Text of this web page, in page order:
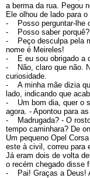
a berma da rua. Pegou
Ele olhou de lado para
- Posso perguntar-lhe
- Posso saber porquê?
- Peço desculpa pela
nome é Meireles!
- E eu sou obrigado a
- Não, claro que não.
curiosidade.
- A minha mãe dizia
lado, indicando que
- Um bom dia, quer o
agora. - Apontou para
- Madrugada? - O rosto
tempo caminhara? De
Um pequeno Opel
este à civil, correu para
Já eram dois de volta
o recém chegado disse
- Pai! Graças a Deus!